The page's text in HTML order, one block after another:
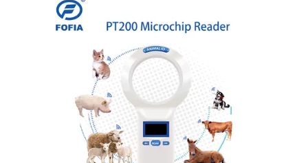
CHÚNG